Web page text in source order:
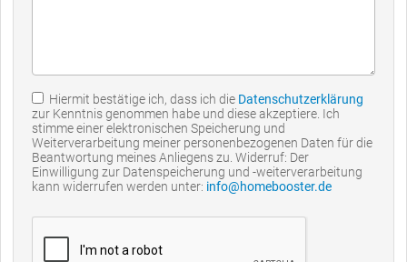
Hiermit bestätige ich, dass ich die Datenschutzerklärung
zur Kenntnis genommen habe und diese akzeptiere. Ich
stimme einer elektronischen Speicherung und
Weiterverarbeitung meiner personenbezogenen Daten für die
Beantwortung meines Anliegens zu. Widerruf: Der
Einwilligung zur Datenspeicherung und -weiterverarbeitung
kann widerrufen werden unter: info@homebooster.de